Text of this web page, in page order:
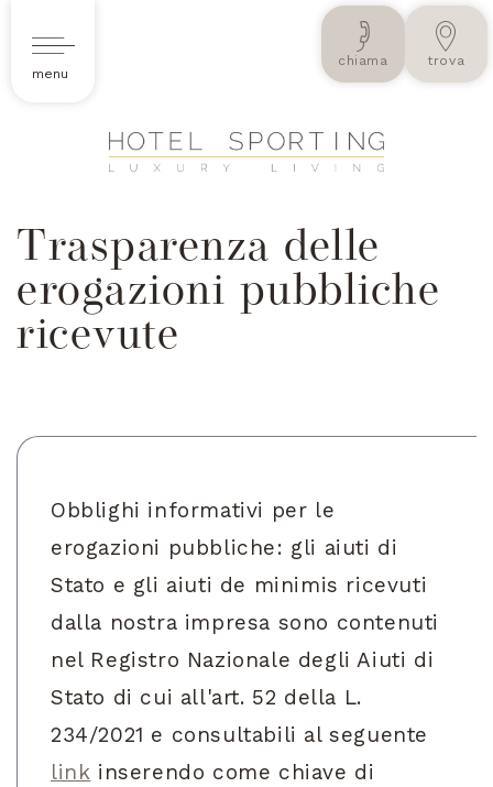
menu
chiama trova
Trasparenza delle
erogazioni pubbliche
ricevute
Obblighi informativi per le
erogazioni pubbliche: gli aiuti di
Stato e gli aiuti de minimis ricevuti
dalla nostra impresa sono contenuti
nel Registro Nazionale degli Aiuti di
Stato di cui all'art. 52 della L.
234/2021 e consultabili al seguente
link inserendo come chiave di